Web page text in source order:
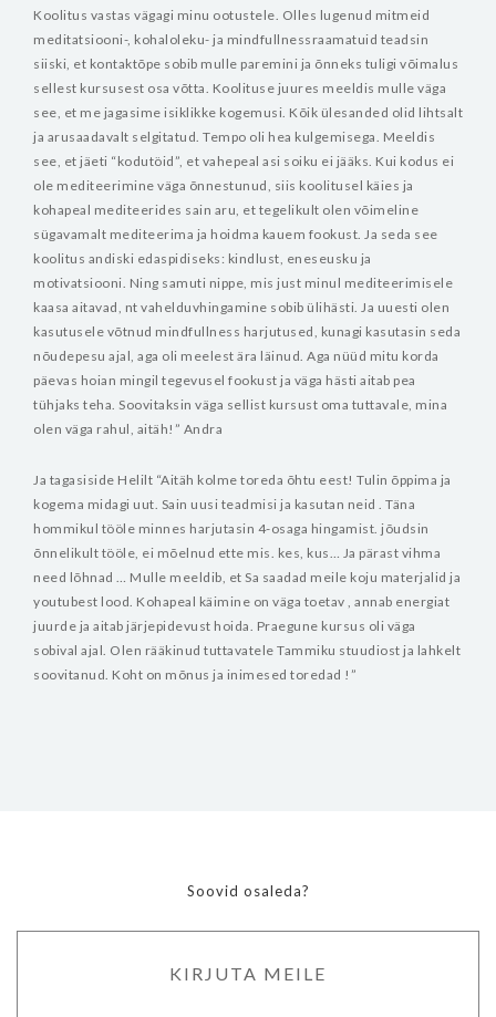
Koolitus vastas vägagi minu ootustele. Olles lugenud mitmeid
meditatsiooni-, kohaloleku- ja mindfullnessraamatuid teadsin
siiski, et kontaktõpe sobib mulle paremini ja õnneks tuligi võimalus
sellest kursusest osa võtta. Koolituse juures meeldis mulle väga
see, et me jagasime isiklikke kogemusi. Kõik ülesanded olid lihtsalt
ja arusaadavalt selgitatud. Tempo oli hea kulgemisega. Meeldis
see, et jäeti “kodutöid”, et vahepeal asi soiku ei jääks. Kui kodus ei
ole mediteerimine väga õnnestunud, siis koolitusel käies ja
kohapeal mediteerides sain aru, et tegelikult olen võimeline
sügavamalt mediteerima ja hoidma kauem fookust. Ja seda see
koolitus andiski edaspidiseks: kindlust, eneseusku ja
motivatsiooni. Ning samuti nippe, mis just minul mediteerimisele
kaasa aitavad, nt vahelduvhingamine sobib ülihästi. Ja uuesti olen
kasutusele võtnud mindfullness harjutused, kunagi kasutasin seda
nõudepesu ajal, aga oli meelest ära läinud. Aga nüüd mitu korda
päevas hoian mingil tegevusel fookust ja väga hästi aitab pea
tühjaks teha. Soovitaksin väga sellist kursust oma tuttavale, mina
olen väga rahul, aitäh!” Andra
Ja tagasiside Helilt “Aitäh kolme toreda õhtu eest! Tulin õppima ja
kogema midagi uut. Sain uusi teadmisi ja kasutan neid . Täna
hommikul tööle minnes harjutasin 4-osaga hingamist. jõudsin
õnnelikult tööle, ei mõelnud ette mis. kes, kus… Ja pärast vihma
need lõhnad … Mulle meeldib, et Sa saadad meile koju materjalid ja
youtubest lood. Kohapeal käimine on väga toetav , annab energiat
juurde ja aitab järjepidevust hoida. Praegune kursus oli väga
sobival ajal. Olen rääkinud tuttavatele Tammiku stuudiost ja lahkelt
soovitanud. Koht on mõnus ja inimesed toredad !”
Soovid osaleda?
KIRJUTA MEILE